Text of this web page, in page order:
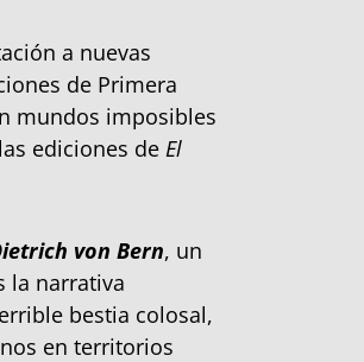
a nuevas
de Primera
mundos imposibles
ediciones de El
von Bern, un
la narrativa
bestia colosal,
en territorios